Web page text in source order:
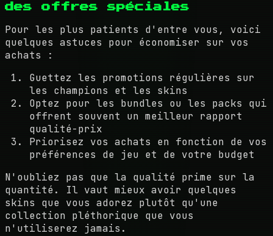
des offres spéciales
Pour les plus patients d'entre vous, voici
quelques astuces pour économiser sur vos
achats :
Guettez les promotions régulières sur
les champions et les skins
Optez pour les bundles ou les packs qui
offrent souvent un meilleur rapport
qualité-prix
Priorisez vos achats en fonction de vos
préférences de jeu et de votre budget
N'oubliez pas que la qualité prime sur la
quantité. Il vaut mieux avoir quelques
skins que vous adorez plutôt qu'une
collection pléthorique que vous
n'utiliserez jamais.